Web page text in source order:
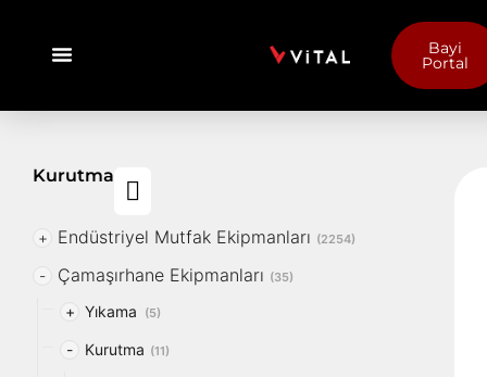
Bayi
Portal
Kurutma
+ Endüstriyel Mutfak Ekipmanları (2254)
- Çamaşırhane Ekipmanları (35)
+ Yıkama (5)
- Kurutma (11)